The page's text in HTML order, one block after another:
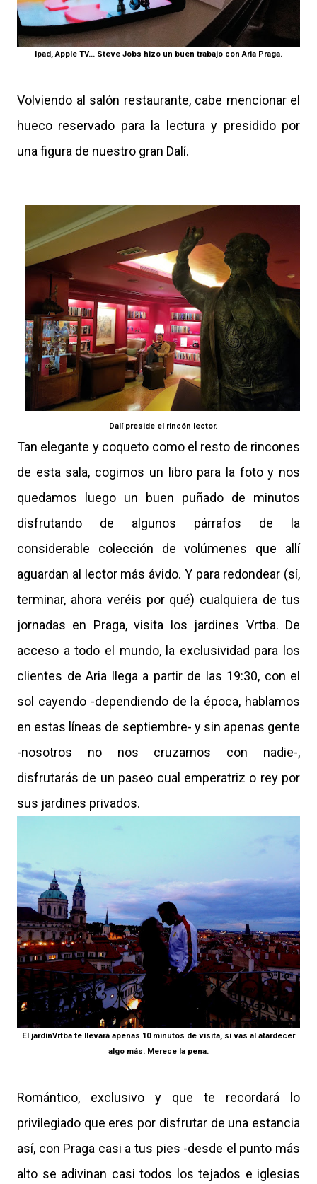
Ipad, Apple TV... Steve Jobs hizo un buen trabajo con Aria Praga.
Volviendo al salón restaurante, cabe mencionar el
hueco reservado para la lectura y presidido por
una figura de nuestro gran Dalí.
Dalí preside el rincón lector.
Tan elegante y coqueto como el resto de rincones
de esta sala, cogimos un libro para la foto y nos
quedamos luego un buen puñado de minutos
disfrutando de algunos párrafos de la
considerable colección de volúmenes que allí
aguardan al lector más ávido. Y para redondear (sí,
terminar, ahora veréis por qué) cualquiera de tus
jornadas en Praga, visita los jardines Vrtba. De
acceso a todo el mundo, la exclusividad para los
clientes de Aria llega a partir de las 19:30, con el
sol cayendo -dependiendo de la época, hablamos
en estas líneas de septiembre- y sin apenas gente
-nosotros no nos cruzamos con nadie-,
disfrutarás de un paseo cual emperatriz o rey por
sus jardines privados.
El jardínVrtba te llevará apenas 10 minutos de visita, si vas al atardecer
algo más. Merece la pena.
Romántico, exclusivo y que te recordará lo
privilegiado que eres por disfrutar de una estancia
así, con Praga casi a tus pies -desde el punto más
alto se adivinan casi todos los tejados e iglesias